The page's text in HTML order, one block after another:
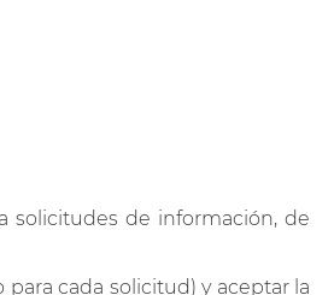
solicitudes de información, de
cada solicitud) y aceptar la